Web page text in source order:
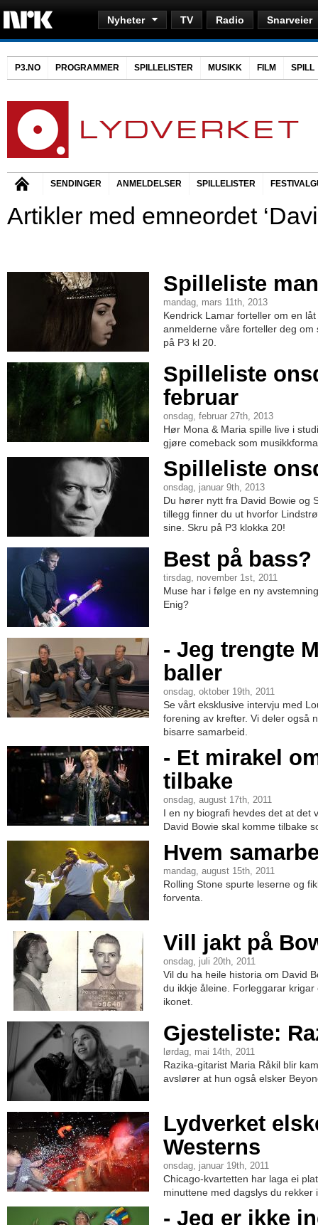
Nyheter TV Radio Snarveier
P3.NO PROGRAMMER SPILLELISTER MUSIKK FILM SPILL
SENDINGER ANMELDELSER SPILLELISTER
Artikler med emneordet
Spilleliste
mandag, mars 11th, 2013
Kendrick Lamar forteller om en
anmelderne våre forteller deg om
på P3 kl 20.
Spilleliste
februar
onsdag, februar 27th, 2013
Hør Mona & Maria spille live i
gjøre comeback som
Spilleliste
onsdag, januar 9th, 2013
Du hører nytt fra David Bowie og
tillegg finner du ut hvorfor
sine. Skru på P3 klokka 20!
Best på bass?
tirsdag, november 1st, 2011
Muse har i følge en ny
Enig?
- Jeg trengte
baller
onsdag, oktober 19th, 2011
Se vårt eksklusive intervju med
forening av krefter. Vi deler også
bisarre samarbeid.
- Et mirakel
tilbake
onsdag, august 17th, 2011
I en ny biografi hevdes det at det
David Bowie skal komme tilbake
Hvem
mandag, august 15th, 2011
Rolling Stone spurte leserne og
forventa.
Vill jakt på
onsdag, juli 20th, 2011
Vil du ha heile historia om David
du ikkje åleine. Forleggarar
ikonet.
Gjesteliste:
lørdag, mai 14th, 2011
Razika-gitarist Maria Råkil blir
avslører at hun også elsker
Lydverket
Westerns
onsdag, januar 19th, 2011
Chicago-kvartetten har laga ei
minuttene med dagslys du rekker
- Jeg er ikke